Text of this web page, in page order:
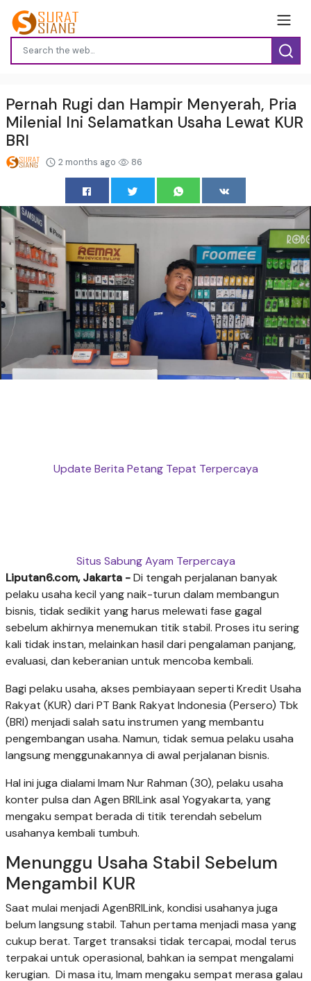
Pernah Rugi dan Hampir Menyerah, Pria
Milenial Ini Selamatkan Usaha Lewat KUR
BRI
2 months ago 86
Update Berita Petang Tepat Terpercaya
Situs Sabung Ayam Terpercaya
Liputan6.com, Jakarta -Di tengah perjalanan banyak
pelaku usaha kecil yang naik-turun dalam membangun
bisnis, tidak sedikit yang harus melewati fase gagal
sebelum akhirnya menemukan titik stabil. Proses itu sering
kali tidak instan, melainkan hasil dari pengalaman panjang,
evaluasi, dan keberanian untuk mencoba kembali.
Bagi pelaku usaha, akses pembiayaan seperti Kredit Usaha
Rakyat (KUR) dari PT Bank Rakyat Indonesia (Persero) Tbk
(BRI) menjadi salah satu instrumen yang membantu
pengembangan usaha. Namun, tidak semua pelaku usaha
langsung menggunakannya di awal perjalanan bisnis.
Hal ini juga dialami Imam Nur Rahman (30), pelaku usaha
konter pulsa dan Agen BRILink asal Yogyakarta, yang
mengaku sempat berada di titik terendah sebelum
usahanya kembali tumbuh.
Menunggu Usaha Stabil Sebelum
Mengambil KUR
Saat mulai menjadi AgenBRILink, kondisi usahanya juga
belum langsung stabil. Tahun pertama menjadi masa yang
cukup berat. Target transaksi tidak tercapai, modal terus
terpakai untuk operasional, bahkan ia sempat mengalami
kerugian. Di masa itu, Imam mengaku sempat merasa galau